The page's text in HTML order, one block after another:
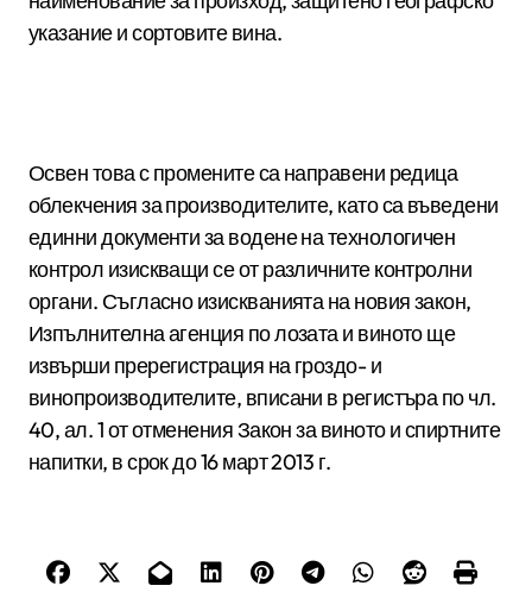
указание и сортовите вина.
Освен това с промените са направени редица
облекчения за производителите, като са въведени
единни документи за водене на технологичен
контрол изискващи се от различните контролни
органи. Съгласно изискванията на новия закон,
Изпълнителна агенция по лозата и виното ще
извърши пререгистрация на гроздо- и
винопроизводителите, вписани в регистъра по чл.
40, ал. 1 от отменения Закон за виното и спиртните
напитки, в срок до 16 март 2013 г.